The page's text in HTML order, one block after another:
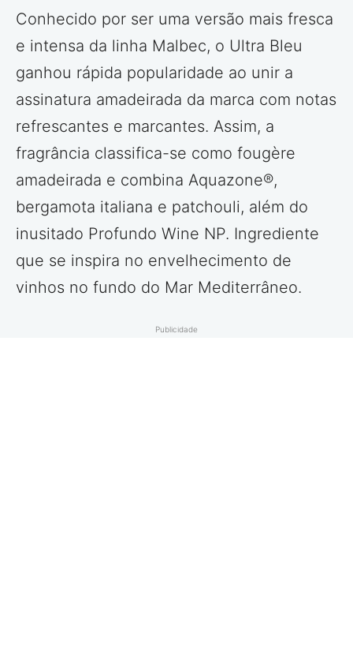
Conhecido por ser uma versão mais fresca
e intensa da linha Malbec, o Ultra Bleu
ganhou rápida popularidade ao unir a
assinatura amadeirada da marca com notas
refrescantes e marcantes. Assim, a
fragrância classifica-se como fougère
amadeirada e combina Aquazone®,
bergamota italiana e patchouli, além do
inusitado Profundo Wine NP. Ingrediente
que se inspira no envelhecimento de
vinhos no fundo do Mar Mediterrâneo.
Publicidade